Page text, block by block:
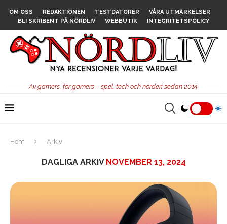
OM OSS REDAKTIONEN TESTDATORER
VÅRA UTMÄRKELSER
BLI SKRIBENT PÅ NÖRDLIV
WEBBUTIK INTEGRITETSPOLICY
Av gamers, för gamers – spel, tech och nörderi sedan 2014.
Hem Arkiv
DAGLIGA ARKIV NOVEMBER 13, 2024